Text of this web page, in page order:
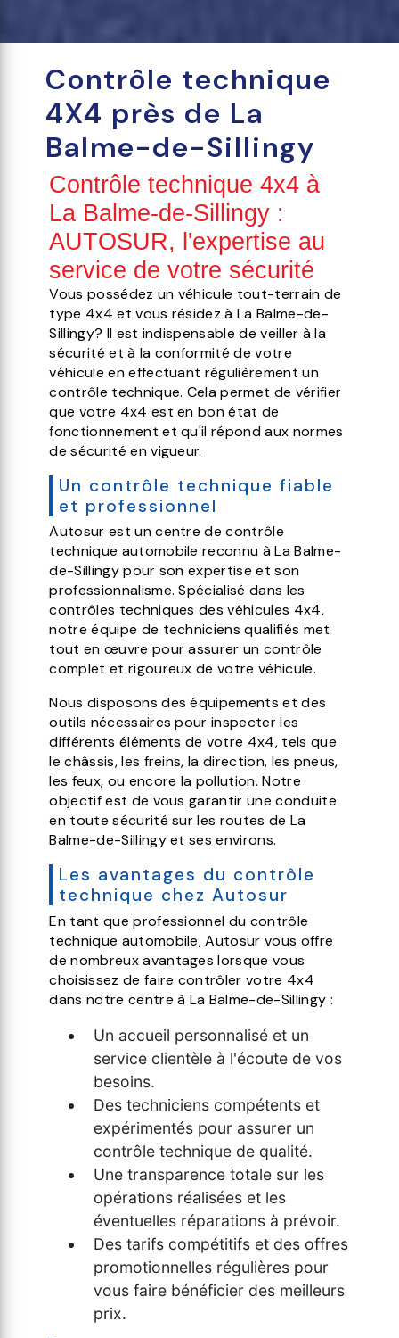
Contrôle technique
4X4 près de La
Balme-de-Sillingy
Contrôle technique 4x4 à
La Balme-de-Sillingy :
AUTOSUR, l'expertise au
service de votre sécurité
Vous possédez un véhicule tout-terrain de
type 4x4 et vous résidez à La Balme-de-
Sillingy? Il est indispensable de veiller à la
sécurité et à la conformité de votre
véhicule en effectuant régulièrement un
contrôle technique. Cela permet de vérifier
que votre 4x4 est en bon état de
fonctionnement et qu'il répond aux normes
de sécurité en vigueur.
Un contrôle technique fiable
et professionnel
Autosur est un centre de contrôle
technique automobile reconnu à La Balme-
de-Sillingy pour son expertise et son
professionnalisme. Spécialisé dans les
contrôles techniques des véhicules 4x4,
notre équipe de techniciens qualifiés met
tout en œuvre pour assurer un contrôle
complet et rigoureux de votre véhicule.
Nous disposons des équipements et des
outils nécessaires pour inspecter les
différents éléments de votre 4x4, tels que
le châssis, les freins, la direction, les pneus,
les feux, ou encore la pollution. Notre
objectif est de vous garantir une conduite
en toute sécurité sur les routes de La
Balme-de-Sillingy et ses environs.
Les avantages du contrôle
technique chez Autosur
En tant que professionnel du contrôle
technique automobile, Autosur vous offre
de nombreux avantages lorsque vous
choisissez de faire contrôler votre 4x4
dans notre centre à La Balme-de-Sillingy :
Un accueil personnalisé et un
service clientèle à l'écoute de vos
besoins.
Des techniciens compétents et
expérimentés pour assurer un
contrôle technique de qualité.
Une transparence totale sur les
opérations réalisées et les
éventuelles réparations à prévoir.
Des tarifs compétitifs et des offres
promotionnelles régulières pour
vous faire bénéficier des meilleurs
prix.